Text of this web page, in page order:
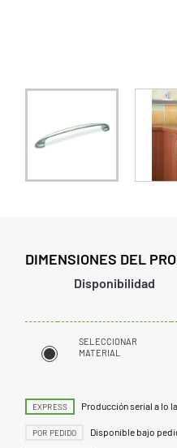
DIMENSIONES DEL
Disponibilidad
SELECCIONAR
MATERIAL
EXPRESS Producción serial a lo
POR PEDIDO Disponible bajo